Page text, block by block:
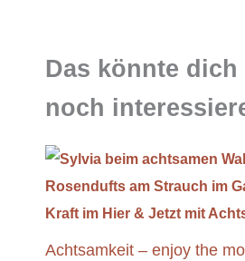
Das könnte dich
noch
Achtsamkeit – enjoy the